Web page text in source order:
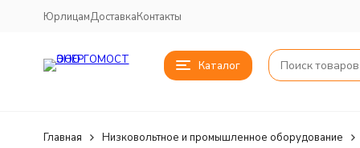
ЮрлицамДоставкаКонтакты
Каталог
Главная Низковольтное и промышленное оборудование